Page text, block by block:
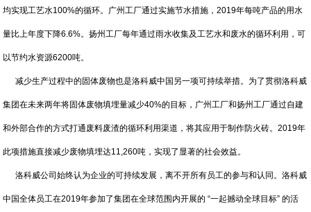
均实现工艺水100%的循环。广州工厂通过实施节水措施，2019年每吨产品的用水
量比上年度下降6.6%。扬州工厂每年通过雨水收集及工艺水和废水的循环利用，可
以节约水资源6200吨。
减少生产过程中的固体废物也是洛科威中国另一项可持续举措。为了贯彻洛科威
集团在未来两年将固体废物填埋量减少40%的目标，广州工厂和扬州工厂通过自建
和外部合作的方式打通废料废渣的循环利用渠道，将其应用于制作防火砖。2019年
此项措施直接减少废物填埋达11,260吨，实现了显著的社会效益。
洛科威公司始终认为企业的可持续发展，离不开所有员工的参与和认同。洛科威
中国全体员工在2019年参加了集团在全球范围内开展的 “一起撼动全球目标” 的活